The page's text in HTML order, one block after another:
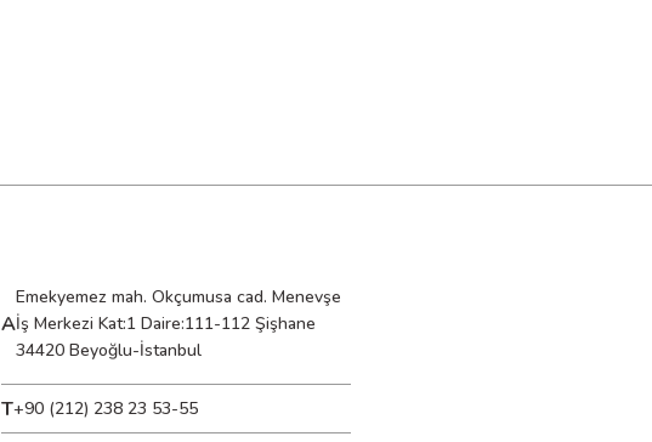
A
Emekyemez mah. Okçumusa cad. Menevşe
İş Merkezi Kat:1 Daire:111-112 Şişhane
34420 Beyoğlu-İstanbul
T+90 (212) 238 23 53-55